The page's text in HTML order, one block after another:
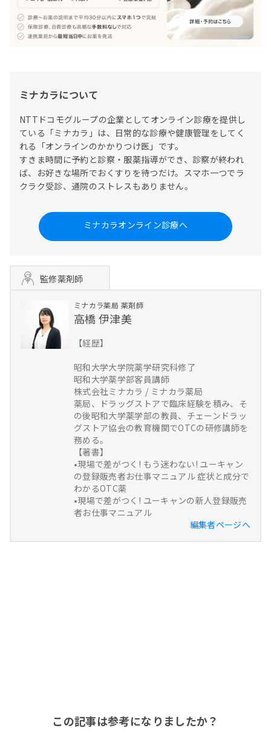
ミナカラについて
NTTドコモグループの企業としてオンライン診療を提供し
ている「ミナカラ」は、日常的な診療や健康管理をしてく
れる「オンラインのかかりつけ医」です。
すきま時間に予約と診察・服薬指導ができ、診察が終われ
ば、お好きな場所でおくすりを待つだけ。スマホ一つでラ
クラク受診、通院のストレスもありません。
ミナカラオンライン診療へ
監修薬剤師
ミナカラ薬局 薬剤師
高橋 伊津美
【経歴】
昭和大学大学院薬学研究科修了
昭和大学薬学部客員講師
株式会社ミナカラ / ミナカラ薬局
薬局、ドラッグストアで臨床経験を積み、そ
の後昭和大学薬学部の教員、チェーンドラッ
グストア協会の教育機関でOTCの研修講師を
務める。
【著書】
•現場で差がつく! もう迷わない! ユーキャン
の登録販売者お仕事マニュアル 症状と成分で
わかるOTC薬
•現場で差がつく! ユーキャンの新人登録販売
者お仕事マニュアル
編集者ページへ
この記事は参考になりましたか？